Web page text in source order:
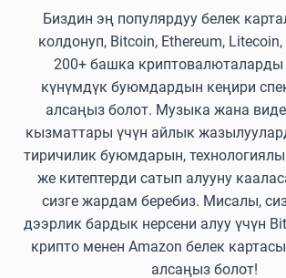
Биздин эң популярдуу белек
колдонуп, Bitcoin, Ethereum,
200+ башка криптовалюталарды
күнүмдүк буюмдардын кеңири
алсаңыз болот. Музыка жана
кызматтары үчүн айлык
тиричилик буюмдарын,
же китептерди сатып алууну
сизге жардам беребиз. Мисалы,
дээрлик бардык нерсени алуу үчүн
крипто менен Amazon белек
алсаңыз болот!